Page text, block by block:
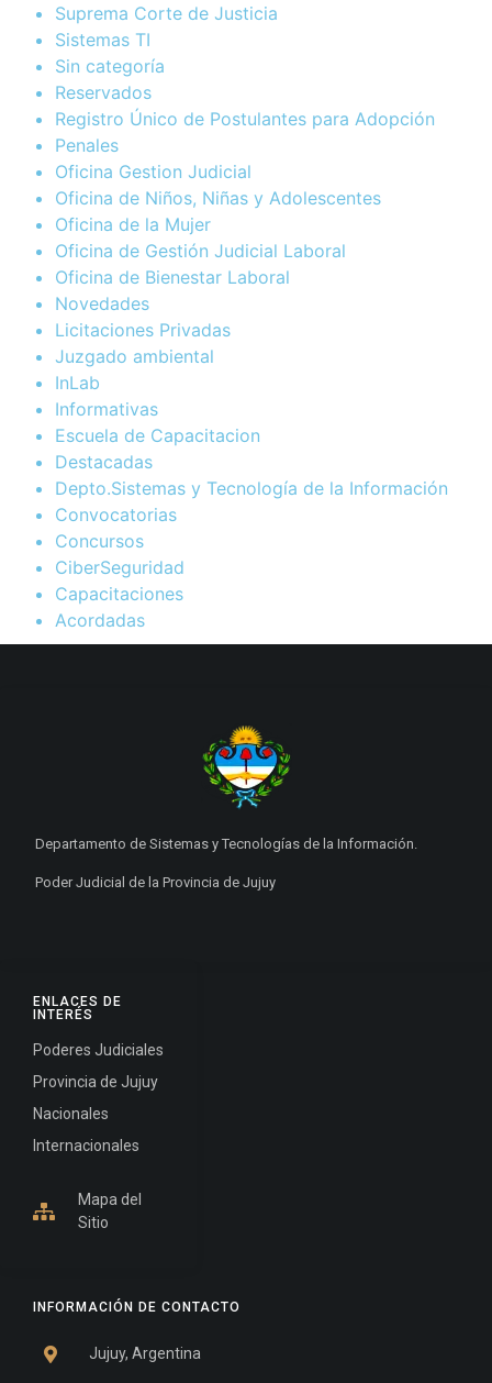
Suprema Corte de Justicia
Sistemas TI
Sin categoría
Reservados
Registro Único de Postulantes para Adopción
Penales
Oficina Gestion Judicial
Oficina de Niños, Niñas y Adolescentes
Oficina de la Mujer
Oficina de Gestión Judicial Laboral
Oficina de Bienestar Laboral
Novedades
Licitaciones Privadas
Juzgado ambiental
InLab
Informativas
Escuela de Capacitacion
Destacadas
Depto.Sistemas y Tecnología de la Información
Convocatorias
Concursos
CiberSeguridad
Capacitaciones
Acordadas
INFORMACIÓN DE CONTACTO
Jujuy, Argentina
ENLACES DE
INTERÉS
Poderes Judiciales
Provincia de Jujuy
Nacionales
Internacionales
Mapa del
Sitio
Departamento de Sistemas y Tecnologías de la Información.
Poder Judicial de la Provincia de Jujuy